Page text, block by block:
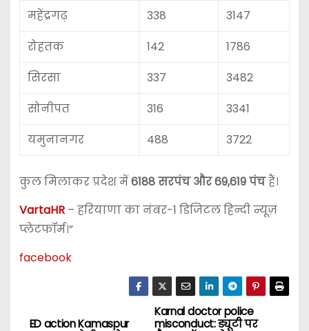
महेंद्रगढ़
338
3147
रोहतक
142
1786
सिरसा
337
3482
सोनीपत
316
3341
यमुनानगर
488 3722
कुल मिलाकर प्रदेश में6188 सरपंच और 69,619 पंचहैं।
VartaHR – हरियाणा का नंबर-1 डिजिटल हिन्दी न्यूज़
प्लेटफॉर्म।”
facebook
P
Karnal doctor police
misconduct: ड्यूटी पर
ED action Kamaspur